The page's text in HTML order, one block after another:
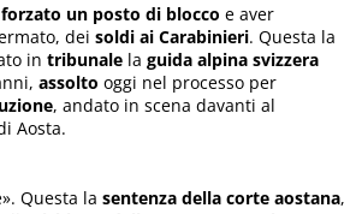
forzato un posto di blocco e aver
deisoldi ai Carabinieri. Questa la
intribunale laguida alpina svizzera
assolto oggi nel processo per
, andato in scena davanti al
Aosta.
Questa lasentenza della corte aostana,